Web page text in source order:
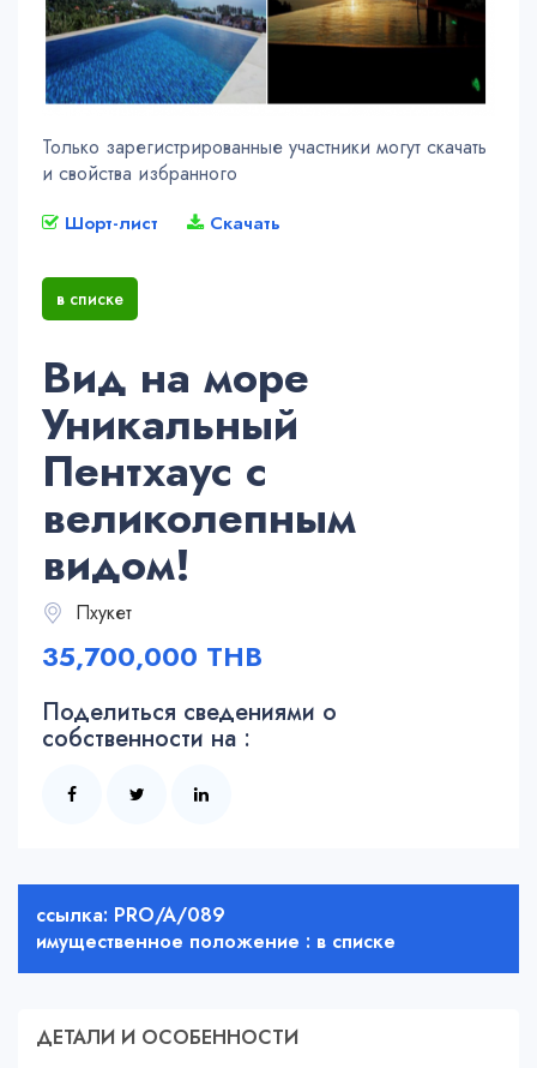
Только зарегистрированные участники могут скачать
и свойства избранного
Шорт-лист Скачать
в списке
Вид на море
Уникальный
Пентхаус с
великолепным
видом!
Пхукет
35,700,000 THB
Поделиться сведениями о
собственности на :
ссылка: PRO/A/089
имущественное положение : в списке
ДЕТАЛИ И ОСОБЕННОСТИ